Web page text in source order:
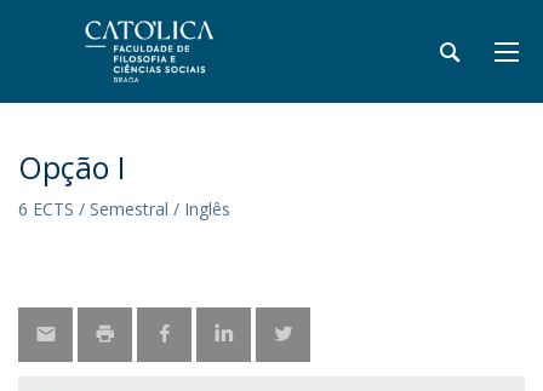
Opção I
6 ECTS / Semestral / Inglês